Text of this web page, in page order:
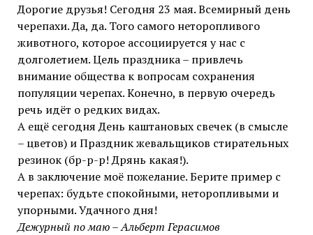
Дорогие друзья! Сегодня 23 мая. Всемирный день
черепахи. Да, да. Того самого неторопливого
животного, которое ассоциируется у нас с
долголетием. Цель праздника – привлечь
внимание общества к вопросам сохранения
популяции черепах. Конечно, в первую очередь
речь идёт о редких видах.
А ещё сегодня День каштановых свечек (в смысле
– цветов) и Праздник жевальщиков стирательных
резинок (бр-р-р! Дрянь какая!).
А в заключение моё пожелание. Берите пример с
черепах: будьте спокойными, неторопливыми и
упорными. Удачного дня!
Дежурный по маю – Альберт Герасимов